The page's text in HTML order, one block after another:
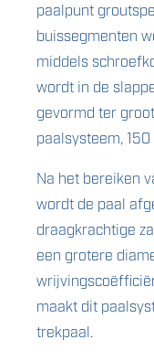
paalpunt
buissegmenten
middels
wordt in de
gevormd ter
paalsysteem,
Na het bereiken
wordt de paal
draagkrachtige
een grotere
maakt dit
trekpaal.